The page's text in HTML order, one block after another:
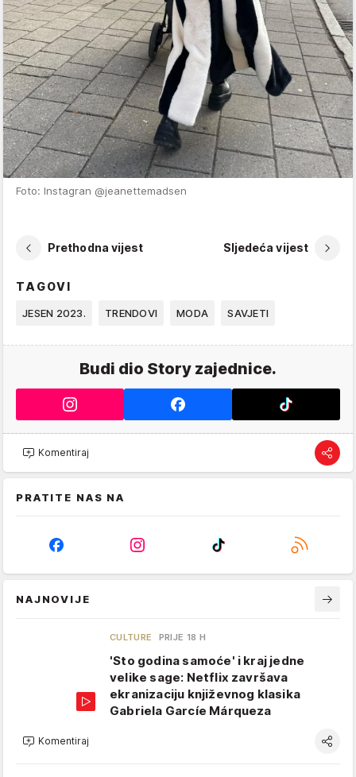
Foto: Instagran @jeanettemadsen
Prethodna vijest Sljedeća vijest
TAGOVI
JESEN 2023. TRENDOVI MODA SAVJETI
Budi dio Story zajednice.
Komentiraj
PRATITE NAS NA
NAJNOVIJE
CULTURE PRIJE 18 H
'Sto godina samoće' i kraj jedne
velike sage: Netflix završava
ekranizaciju književnog klasika
Gabriela Garcíe Márqueza
Komentiraj